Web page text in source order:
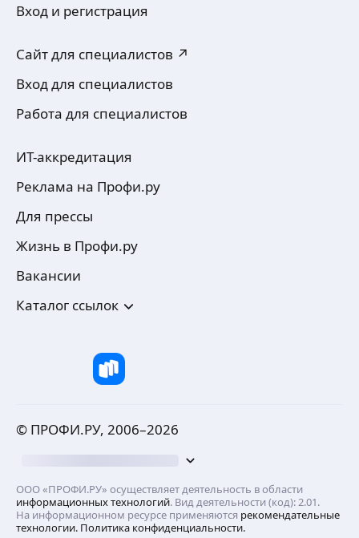
Вход и регистрация
Сайт для специалистов ↗
Вход для специалистов
Работа для специалистов
ИТ-аккредитация
Реклама на Профи.ру
Для прессы
Жизнь в Профи.ру
Вакансии
Каталог ссылок
© ПРОФИ.РУ, 2006–2026
ООО «ПРОФИ.РУ» осуществляет деятельность в области
информационных технологий. Вид деятельности (код): 2.01.
На информационном ресурсе применяются рекомендательные
технологии. Политика конфиденциальности.